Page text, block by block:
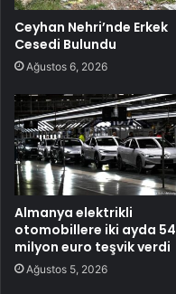
Ceyhan Nehri’nde Erkek
Cesedi Bulundu
Ağustos 6, 2026
Almanya elektrikli
otomobillere iki ayda 54
milyon euro teşvik verdi
Ağustos 5, 2026